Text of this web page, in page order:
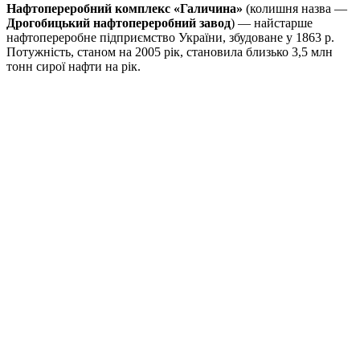
Нафтопереробний комплекс «Галичина» (колишня назва —
Дрогобицький нафтопереробний завод) — найстарше
нафтопереробне підприємство України, збудоване у 1863 р.
Потужність, станом на 2005 рік, становила близько 3,5 млн
тонн сирої нафти на рік.